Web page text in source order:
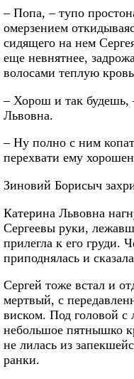
– Попа, – тупо
омерзением
сидящего на нем
еще невнятнее,
волосами теплую
– Хорош и так будешь,
Львовна.
– Ну полно с ним
перехвати ему
Зиновий Борисыч
Катерина Львовна
Сергеевы руки,
прилегла к его груди.
приподнялась и
Сергей тоже встал и
мертвый, с
виском. Под головой с
небольшое пятнышко
не лилась из
ранки.